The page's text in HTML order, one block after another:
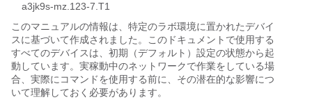
a3jk9s-mz.123-7.T1
このマニュアルの情報は、特定のラボ環境に置かれたデバイ
スに基づいて作成されました。このドキュメントで使用する
すべてのデバイスは、初期（デフォルト）設定の状態から起
動しています。実稼動中のネットワークで作業をしている場
合、実際にコマンドを使用する前に、その潜在的な影響につ
いて理解しておく必要があります。